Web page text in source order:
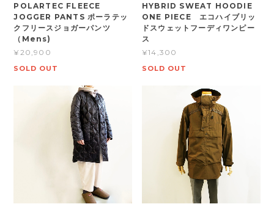
POLARTEC FLEECE
JOGGER PANTS ポーラテッ
クフリースジョガーパンツ
（Mens)
¥20,900
SOLD OUT
HYBRID SWEAT HOODIE
ONE PIECE エコハイブリッ
ドスウェットフーディワンピー
ス
¥14,300
SOLD OUT